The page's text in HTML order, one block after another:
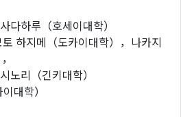
（호세이대학）
하지메（도카이대학），나카지
긴키대학）
대학）